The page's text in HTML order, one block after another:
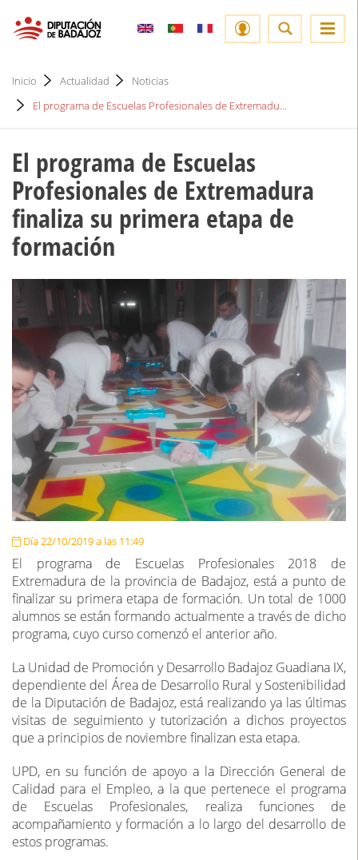
Inicio Actualidad
Noticias
El programa de Escuelas Profesionales de Extremadu...
El programa de Escuelas
Profesionales de Extremadura
finaliza su primera etapa de
formación
Día 22/10/2019 a las 11:49
El programa de Escuelas Profesionales 2018 de
Extremadura de la provincia de Badajoz, está a punto de
finalizar su primera etapa de formación. Un total de 1000
alumnos se están formando actualmente a través de dicho
programa, cuyo curso comenzó el anterior año.
La Unidad de Promoción y Desarrollo Badajoz Guadiana IX,
dependiente del Área de Desarrollo Rural y Sostenibilidad
de la Diputación de Badajoz, está realizando ya las últimas
visitas de seguimiento y tutorización a dichos proyectos
que a principios de noviembre finalizan esta etapa.
UPD, en su función de apoyo a la Dirección General de
Calidad para el Empleo, a la que pertenece el programa
de Escuelas Profesionales, realiza funciones de
acompañamiento y formación a lo largo del desarrollo de
estos programas.